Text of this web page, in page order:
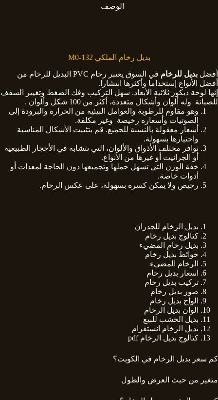
الوصف
بديل رخام الملكي M0-132
أفضل بديل للرخام
في السوق يعتبر رخام PVC البديل للرخام من
أفضل الأنواع إستخداما وأكثرها انتشارا.
إنها لوحة ديكور ثلاثية الأبعاد. سهل التركيب وفك الضغط وتغيير السقف
للصيانة وله ألوان وأشكال متعددة، أكثر من 100 شكل وألوان .
وهو مقاوم للرطوبة والعوامل البيئية من الحرارة والبرودة إلى
الصوتيات وأسعاره رخيصة وغير مكلفة.
أسعار معقولة بالنسبة للجميع. قم بتثبيت الأشكال المناسبة
واختيارها بسهولة.
توافر مختلف الأذواق والألوان، التي تتشابه في الأحجار الطبيعية
أو الجرانيت أو غيرها من الأنواع.
خفة الوزن التي تسهل حملها وتجميعها دون الحاجة لمعدات أو
أدوات خاصة.
رخيص ولا يمكن كسره بسهولة، على عكس الرخام.
بديل الرخام للجدران
كتالوج بديل رخام
بديل رخام المضيء
حوائط بديل رخام
الرخام المضيء
اسعار بديل رخام
تركيب بديل رخام
صور بديل رخام
الواح بديل رخام
الوان بديل الرخام
بديل الخشب للبيع
بديل الرخام انستقرام
كتالوج بديل الرخام pdf
كم سعر بديل الرخام في الكويت؟
متغير من حيث العرض والطول